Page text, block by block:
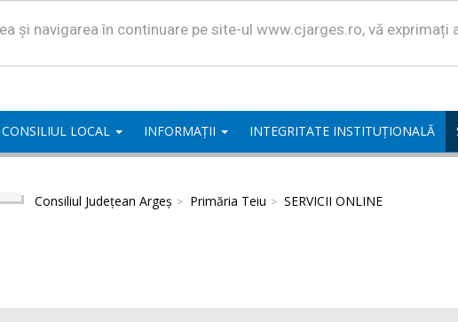
și navigarea în continuare pe site-ul www.cjarges.ro, vă exprimați
CONSILIUL LOCAL INFORMAȚII INTEGRITATE INSTITUȚIONALĂ
Consiliul Județean Argeș Primăria Teiu SERVICII ONLINE